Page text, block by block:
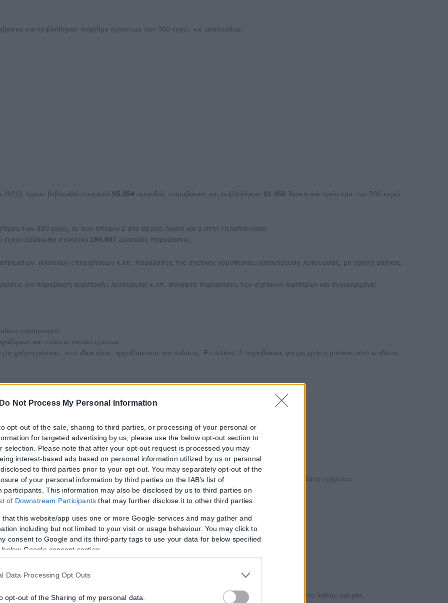
Do Not Process My Personal Information
opt-out of the sale, sharing to third parties, or processing of your personal or
for targeted advertising by us, please use the below opt-out section to
selection. Please note that after your opt-out request is processed you may
interest-based ads based on personal information utilized by us or personal
to third parties prior to your opt-out. You may separately opt-out of the
of your personal information by third parties on the IAB’s list of
participants. This information may also be disclosed by us to third parties on
of Downstream Participants that may further disclose it to other third parties.
that this website/app uses one or more Google services and may gather and
including but not limited to your visit or usage behaviour. You may click to
consent to Google and its third-party tags to use your data for below specified
Google consent section.
Data Processing Opt Outs
opt-out of the Sharing of my personal data.
και επιβλήθηκαν ισάριθμα πρόστιμα των 300 ευρώ, ως ακολούθως:
έχουν βεβαιωθεί συνολικά 95.954 ομοειδείς παραβάσεις και επιβλήθηκαν 92.452 διοικητικά πρόστιμα των 300 ευρώ
των 300 ευρώ, εκ των οποίων 2 στο Βόρειο Αιγαίο και 1 στην Πελοπόννησο.
βεβαιωθεί συνολικά 196.607 ομοειδείς παραβάσεις.
ιδιωτικών επιχειρήσεων κ.λπ. παραβάσεις της σχετικής νομοθεσίας (απαγόρευση λειτουργίας, μη χρήση μάσκας,
για παραβίαση αναστολής λειτουργίας κ.λπ. συναφείς παραβάσεις των σχετικών διατάξεων και συγκεκριμένα:
περιορισμού,
και πελάτες καταστημάτων.
χρήση μάσκας, από ιδιοκτήτες, εργαζόμενους και πελάτες. Επιπλέον, 2 παραβάσεις για μη χρήση μάσκας από επιβάτες
ευρώ, για μη χρήση μάσκας, από ιδιοκτήτη, εργαζόμενους και πελάτες καταστημάτων.
και πελάτη καταστημάτων,
πινακίδας μέγιστου επιτρεπόμενου αριθμού ατόμων.
από πελάτες καταστημάτων.
από εργαζόμενους καταστημάτων. Επιπλέον, 1 παράβαση για μη χρήση μάσκας από επιβάτη οχήματος.
μάσκας από πελάτες καταστημάτων.
από επιβάτες οχημάτων.
από εργαζόμενο και πελάτες καταστημάτων.
μάσκας, από εργαζόμενους καταστημάτων.
μάσκας από εργαζόμενους καταστήματος και 1 παράβαση των 300 ευρώ από εργαζόμενο λαϊκής αγοράς.